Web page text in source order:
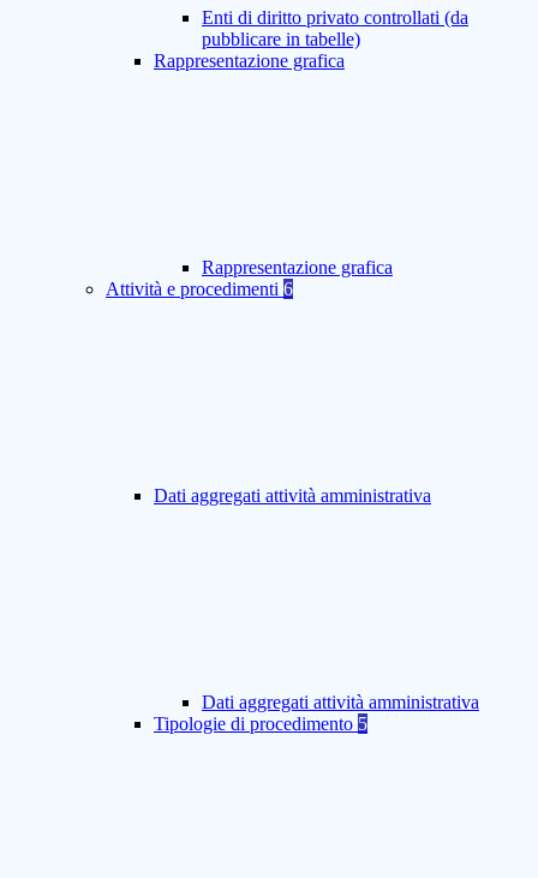
Enti di diritto privato controllati (da
pubblicare in tabelle)
Rappresentazione grafica
Rappresentazione grafica
Attività e procedimenti 6
Dati aggregati attività amministrativa
Dati aggregati attività amministrativa
Tipologie di procedimento 5